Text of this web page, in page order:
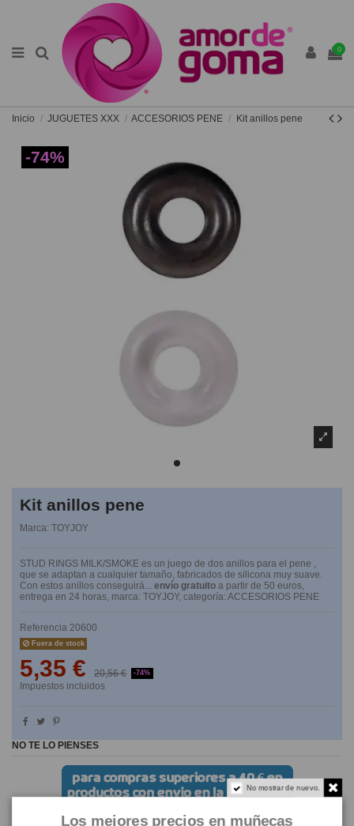
0
Inicio JUGUETES XXX ACCESORIOS PENE Kit anillos pene
-74%
Kit anillos pene
Marca: TOYJOY
STUD RINGS MILK/SMOKE es un juego de dos anillos para el pene ,
que se adaptan a cualquier tamaño, fabricados de silicona muy suave.
Con estos anillos conseguirá... envío gratuito a partir de 50 euros,
entrega en 24 horas, marca: TOYJOY, categoría: ACCESORIOS PENE
Referencia 20600
Fuera de stock
5,35 € 20,56 € -74%
Impuestos incluidos
NO TE LO PIENSES
No mostrar de nuevo.
Los mejores precios en muñecas